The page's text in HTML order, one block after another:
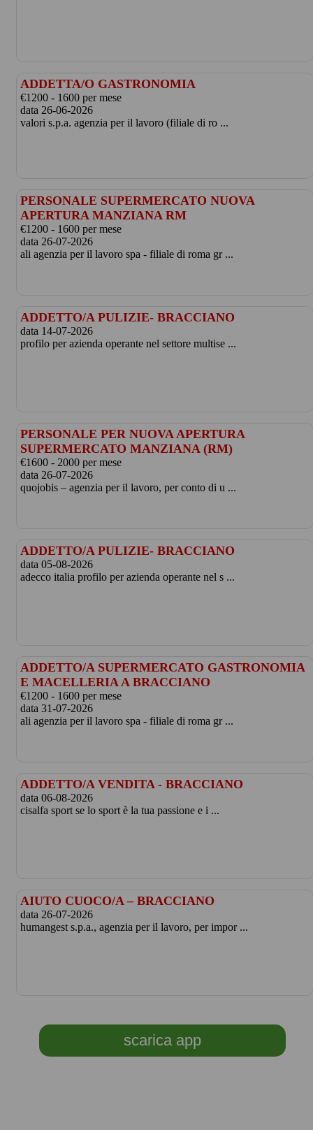
ADDETTA/O GASTRONOMIA
€1200 - 1600 per mese
data 26-06-2026
valori s.p.a. agenzia per il lavoro (filiale di ro ...
PERSONALE SUPERMERCATO NUOVA
APERTURA MANZIANA RM
€1200 - 1600 per mese
data 26-07-2026
ali agenzia per il lavoro spa - filiale di roma gr ...
ADDETTO/A PULIZIE- BRACCIANO
data 14-07-2026
profilo per azienda operante nel settore multise ...
PERSONALE PER NUOVA APERTURA
SUPERMERCATO MANZIANA (RM)
€1600 - 2000 per mese
data 26-07-2026
quojobis – agenzia per il lavoro, per conto di u ...
ADDETTO/A PULIZIE- BRACCIANO
data 05-08-2026
adecco italia profilo per azienda operante nel s ...
ADDETTO/A SUPERMERCATO GASTRONOMIA
E MACELLERIA A BRACCIANO
€1200 - 1600 per mese
data 31-07-2026
ali agenzia per il lavoro spa - filiale di roma gr ...
ADDETTO/A VENDITA - BRACCIANO
data 06-08-2026
cisalfa sport se lo sport è la tua passione e i ...
AIUTO CUOCO/A – BRACCIANO
data 26-07-2026
humangest s.p.a., agenzia per il lavoro, per impor ...
scarica app